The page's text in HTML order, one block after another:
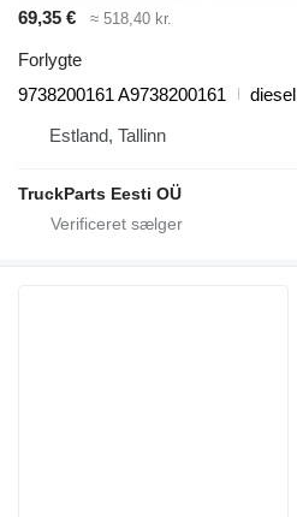
69,35 € ≈ 518,40 kr.
Forlygte
9738200161 A9738200161
diesel
Estland, Tallinn
TruckParts Eesti OÜ